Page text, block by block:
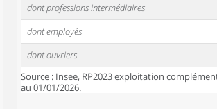
dont professions intermédiaires
dont employés
dont ouvriers
Source : Insee, RP2023 exploitation
au 01/01/2026.